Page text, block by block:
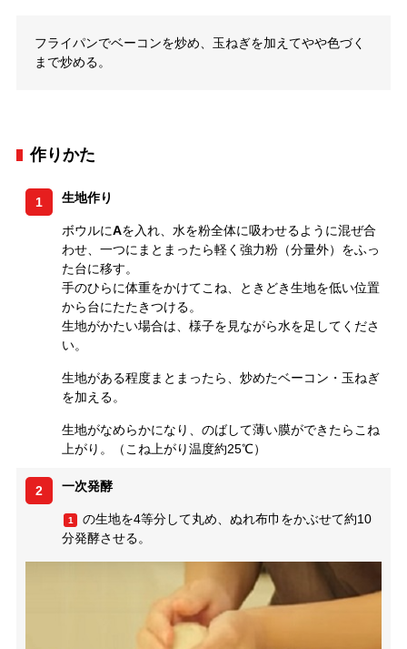
フライパンでベーコンを炒め、玉ねぎを加えてやや色づく
まで炒める。
作りかた
1 生地作り
ボウルにAを入れ、水を粉全体に吸わせるように混ぜ合
わせ、一つにまとまったら軽く強力粉（分量外）をふっ
た台に移す。
手のひらに体重をかけてこね、ときどき生地を低い位置
から台にたたきつける。
生地がかたい場合は、様子を見ながら水を足してくださ
い。
生地がある程度まとまったら、炒めたベーコン・玉ねぎ
を加える。
生地がなめらかになり、のばして薄い膜ができたらこね
上がり。（こね上がり温度約25℃）
2 一次発酵
1
の生地を4等分して丸め、ぬれ布巾をかぶせて約10
分発酵させる。